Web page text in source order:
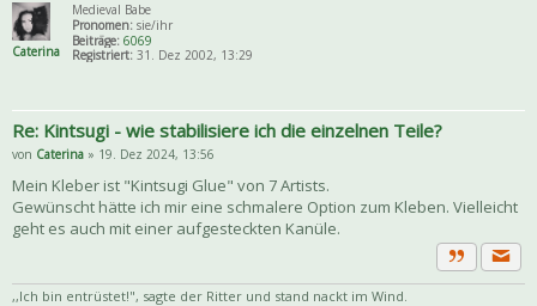
Caterina
Medieval Babe
Pronomen: sie/ihr
Beiträge: 6069
Registriert: 31. Dez 2002, 13:29
Re: Kintsugi - wie stabilisiere ich die einzelnen Teile?
von Caterina » 19. Dez 2024, 13:56
Mein Kleber ist "Kintsugi Glue" von 7 Artists.
Gewünscht hätte ich mir eine schmalere Option zum Kleben. Vielleicht
geht es auch mit einer aufgesteckten Kanüle.
Zitat
,,Ich bin entrüstet!", sagte der Ritter und stand nackt im Wind.